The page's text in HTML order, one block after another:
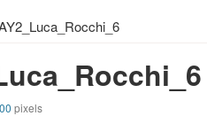
pixels